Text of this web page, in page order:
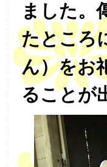
ました。
たところ
ん）をお
ることが